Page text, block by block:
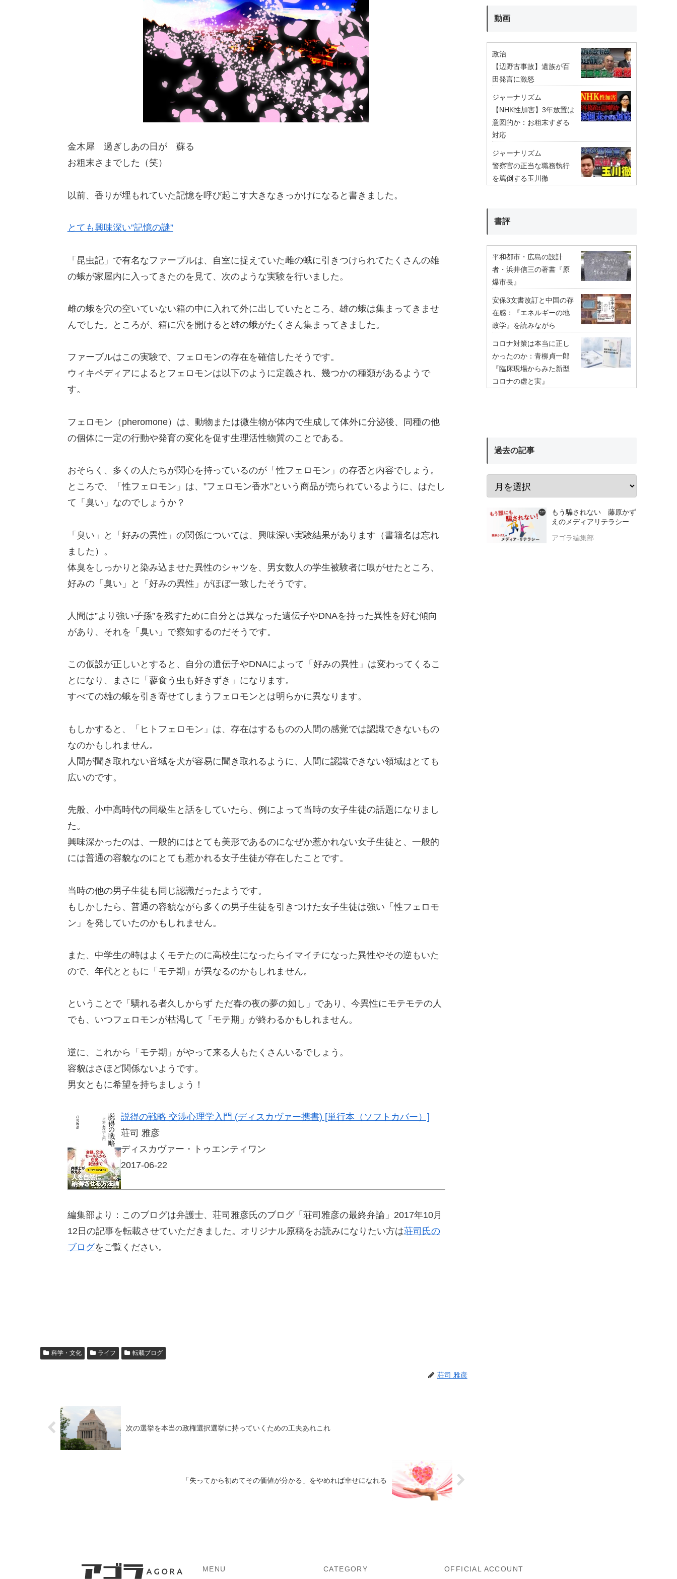
金木犀 過ぎしあの日が 蘇る
お粗末さまでした（笑）
以前、香りが埋もれていた記憶を呼び起こす大きなきっかけになると書きました。
とても興味深い”記憶の謎”
「昆虫記」で有名なファーブルは、自室に捉えていた雌の蛾に引きつけられてたくさんの雄
の蛾が家屋内に入ってきたのを見て、次のような実験を行いました。
雌の蛾を穴の空いていない箱の中に入れて外に出していたところ、雄の蛾は集まってきませ
んでした。ところが、箱に穴を開けると雄の蛾がたくさん集まってきました。
ファーブルはこの実験で、フェロモンの存在を確信したそうです。
ウィキペディアによるとフェロモンは以下のように定義され、幾つかの種類があるようで
す。
フェロモン（pheromone）は、動物または微生物が体内で生成して体外に分泌後、同種の他
の個体に一定の行動や発育の変化を促す生理活性物質のことである。
おそらく、多くの人たちが関心を持っているのが「性フェロモン」の存否と内容でしょう。
ところで、「性フェロモン」は、”フェロモン香水”という商品が売られているように、はたし
て「臭い」なのでしょうか？
「臭い」と「好みの異性」の関係については、興味深い実験結果があります（書籍名は忘れ
ました）。
体臭をしっかりと染み込ませた異性のシャツを、男女数人の学生被験者に嗅がせたところ、
好みの「臭い」と「好みの異性」がほぼ一致したそうです。
人間は”より強い子孫”を残すために自分とは異なった遺伝子やDNAを持った異性を好む傾向
があり、それを「臭い」で察知するのだそうです。
この仮設が正しいとすると、自分の遺伝子やDNAによって「好みの異性」は変わってくるこ
とになり、まさに「蓼食う虫も好きずき」になります。
すべての雄の蛾を引き寄せてしまうフェロモンとは明らかに異なります。
もしかすると、「ヒトフェロモン」は、存在はするものの人間の感覚では認識できないもの
なのかもしれません。
人間が聞き取れない音域を犬が容易に聞き取れるように、人間に認識できない領域はとても
広いのです。
先般、小中高時代の同級生と話をしていたら、例によって当時の女子生徒の話題になりまし
た。
興味深かったのは、一般的にはとても美形であるのになぜか惹かれない女子生徒と、一般的
には普通の容貌なのにとても惹かれる女子生徒が存在したことです。
当時の他の男子生徒も同じ認識だったようです。
もしかしたら、普通の容貌ながら多くの男子生徒を引きつけた女子生徒は強い「性フェロモ
ン」を発していたのかもしれません。
また、中学生の時はよくモテたのに高校生になったらイマイチになった異性やその逆もいた
ので、年代とともに「モテ期」が異なるのかもしれません。
ということで「驕れる者久しからず ただ春の夜の夢の如し」であり、今異性にモテモテの人
でも、いつフェロモンが枯渇して「モテ期」が終わるかもしれません。
逆に、これから「モテ期」がやって来る人もたくさんいるでしょう。
容貌はさほど関係ないようです。
男女ともに希望を持ちましょう！
説得の戦略 交渉心理学入門 (ディスカヴァー携書) [単行本（ソフトカバー）]
荘司 雅彦
ディスカヴァー・トゥエンティワン
2017-06-22
編集部より：このブログは弁護士、荘司雅彦氏のブログ「荘司雅彦の最終弁論」2017年10月
12日の記事を転載させていただきました。オリジナル原稿をお読みになりたい方は荘司氏の
ブログをご覧ください。
科学・文化 ライフ 転載ブログ
荘司 雅彦
次の選挙を本当の政権選択選挙に持っていくための工夫あれこれ
「失ってから初めてその価値が分かる」をやめれば幸せになれる
動画
政治
【辺野古事故】遺族が百
田発言に激怒
ジャーナリズム
【NHK性加害】3年放置は
意図的か：お粗末すぎる
対応
ジャーナリズム
警察官の正当な職務執行
を罵倒する玉川徹
書評
平和都市・広島の設計
者・浜井信三の著書『原
爆市長』
安保3文書改訂と中国の存
在感：『エネルギーの地
政学』を読みながら
コロナ対策は本当に正し
かったのか：青柳貞一郎
『臨床現場からみた新型
コロナの虚と実』
過去の記事
もう騙されない 藤原かず
えのメディアリテラシー
アゴラ編集部
MENU CATEGORY OFFICIAL ACCOUNT